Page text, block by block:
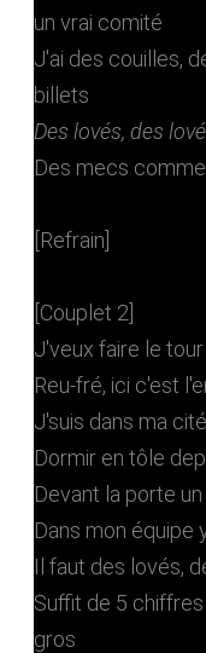
un vrai comité
J'ai des couilles,
billets
Des lovés, des
Des mecs
[Refrain]
[Couplet 2]
J'veux faire le
Reu-fré, ici c'est
J'suis dans ma
Dormir en tôle
Devant la porte
Dans mon équipe
Il faut des lovés,
Suffit de 5
gros